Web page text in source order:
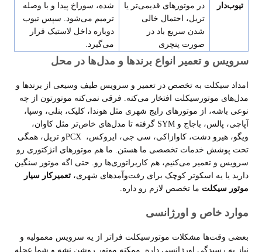
تیوب‌دار
در موتورهای قدیمی‌تر یا
تریل، احتمال خالی
شدن سریع باد در
صورت پنچری
شده، سوراخ پیدا و با وصله
ترمیم می‌شود. سپس تیوب
دوباره داخل لاستیک قرار
می‌گیرد
سرویس و تعمیر انواع برندها و مدل‌ها در محل
امداد سیکلت به تخصص در تعمیر و سرویس طیف وسیعی از برندها و
مدل‌های موتورسیکلت افتخار می‌کنه. فرقی نمی‌کنه موتورتون از چه
نوعی باشه، از موتورهای رایج شهری مثل هوندا، کلیک، بنلی، وسپا،
آپاچی، پالس، باجاج و SYMگرفته تا مدل‌های خاص‌تر مثل کاوان،
ویگو، هیرو دشت، کاوازاکی، سی جی، ایروکس،
PCXو تریل، همگی
تحت پوشش خدمات تخصصی ما هستن. ما هم موتورهای انژکتوری رو
سرویس و تعمیر می‌کنیم، هم کاربراتوری‌ها رو. حتی اگه موتور سنگین
دارید یا یه اسکوتر کوچک برای رفت‌وآمدهای شهری،تعمیرکار سیار
موتور سیکلت ما تخصص لازم رو داره.
موارد خاص و اورژانسی
بعضی وقت‌ها مشکلات موتورسیکلت فراتر از یه سرویس معمولیه و
نیاز به رسیدگی اورژانسی داره. ممکنه موتور روشن نشه و شما عجله